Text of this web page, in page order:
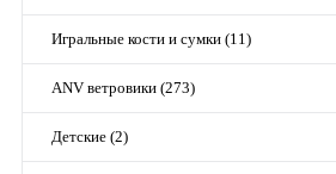
Игральные кости и сумки (11)
ANV ветровики (273)
Детские (2)